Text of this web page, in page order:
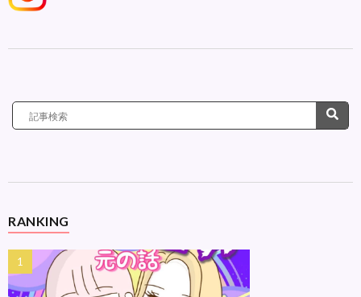
RANKING